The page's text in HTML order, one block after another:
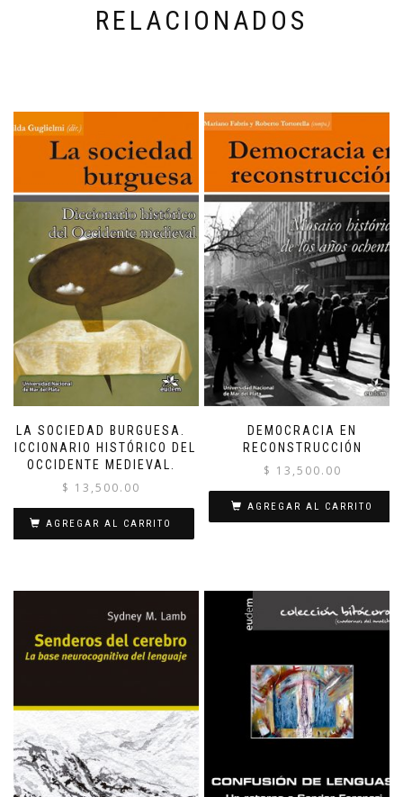
RELACIONADOS
LA SOCIEDAD BURGUESA.
DICCIONARIO HISTÓRICO DEL
OCCIDENTE MEDIEVAL.
$ 13,500.00
AGREGAR AL CARRITO
DEMOCRACIA EN
RECONSTRUCCIÓN
$ 13,500.00
AGREGAR AL CARRITO